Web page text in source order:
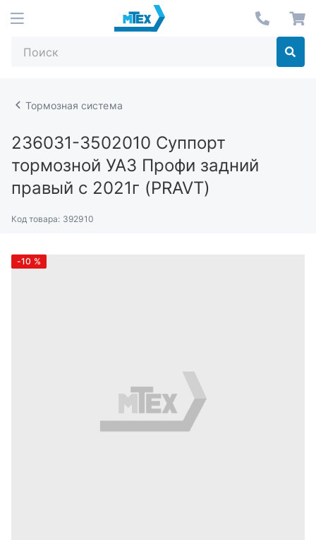
Тормозная система
236031-3502010 Суппорт
тормозной УАЗ Профи задний
правый с 2021г (PRAVT)
Код товара: 392910
-10 %